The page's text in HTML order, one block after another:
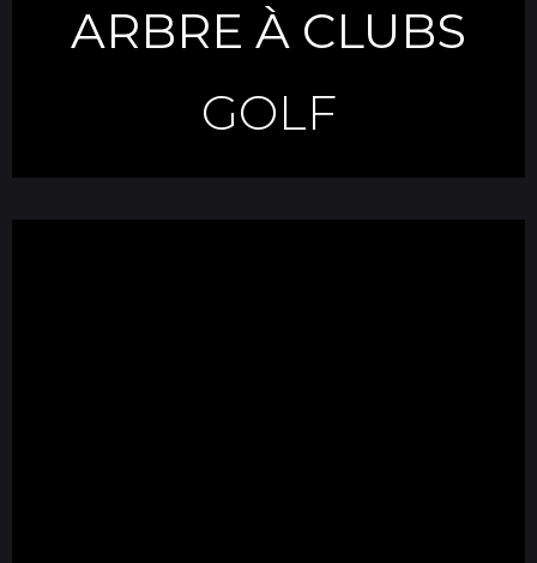
ARBRE À CLUBS
GOLF